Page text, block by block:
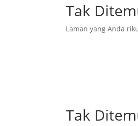
Tak
Laman yang Anda
Tak